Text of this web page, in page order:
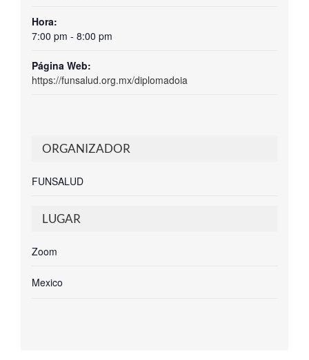
Hora:
7:00 pm - 8:00 pm
Página Web:
https://funsalud.org.mx/diplomadoia
LUGAR
Zoom
Mexico
ORGANIZADOR
FUNSALUD